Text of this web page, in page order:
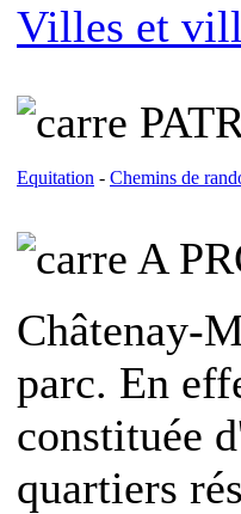
Villes et
Equitation - Chemins de
A
Châtenay-
parc. En
constituée
quartiers